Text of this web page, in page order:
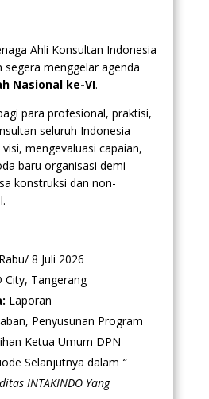
Ahli Konsultan Indonesia
segera menggelar agenda
Nasional ke-VI.
para profesional, praktisi,
seluruh Indonesia
mengevaluasi capaian,
baru organisasi demi
konstruksi dan non-
Rabu/ 8 Juli 2026
City, Tangerang
Laporan
Penyusunan Program
Ketua Umum DPN
Selanjutnya dalam “
INTAKINDO Yang